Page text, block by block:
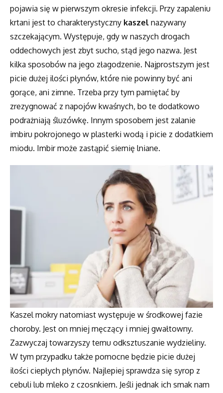
pojawia się w pierwszym okresie infekcji. Przy zapaleniu
krtani jest to charakterystyczny kaszel nazywany
szczekającym. Występuje, gdy w naszych drogach
oddechowych jest zbyt sucho, stąd jego nazwa. Jest
kilka sposobów na jego złagodzenie. Najprostszym jest
picie dużej ilości płynów, które nie powinny być ani
gorące, ani zimne. Trzeba przy tym pamiętać by
zrezygnować z napojów kwaśnych, bo te dodatkowo
podrażniają śluzówkę. Innym sposobem jest zalanie
imbiru pokrojonego w plasterki wodą i picie z dodatkiem
miodu. Imbir może zastąpić siemię lniane.
Kaszel mokry natomiast występuje w środkowej fazie
choroby. Jest on mniej męczący i mniej gwałtowny.
Zazwyczaj towarzyszy temu odksztuszanie wydzieliny.
W tym przypadku także pomocne będzie picie dużej
ilości ciepłych płynów. Najlepiej sprawdza się syrop z
cebuli lub mleko z czosnkiem. Jeśli jednak ich smak nam